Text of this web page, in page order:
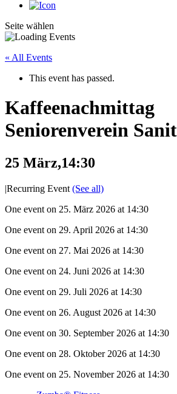
Seite wählen
« All Events
This event has passed.
Kaffeenachmittag
Seniorenverein
25 März,14:30
|Recurring Event (See all)
One event on 25. März 2026 at 14:30
One event on 29. April 2026 at 14:30
One event on 27. Mai 2026 at 14:30
One event on 24. Juni 2026 at 14:30
One event on 29. Juli 2026 at 14:30
One event on 26. August 2026 at 14:30
One event on 30. September 2026 at 14:30
One event on 28. Oktober 2026 at 14:30
One event on 25. November 2026 at 14:30